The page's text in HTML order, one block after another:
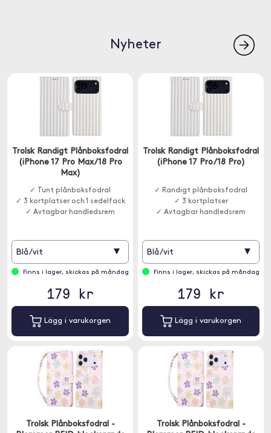
Nyheter
Trolsk Randigt Plånboksfodral
(iPhone 17 Pro Max/18 Pro
Max)
✓ Tunt plånboksfodral
✓ 3 kortplatser och 1 sedelfack
✓ Avtagbar handledsrem
Blå/vit ▾
Finns i lager, skickas på måndag
179 kr
Lägg i varukorgen
Trolsk Randigt Plånboksfodral
(iPhone 17 Pro/18 Pro)
✓ Randigt plånboksfodral
✓ 3 kortplatser
✓ Avtagbar handledsrem
Blå/vit ▾
Finns i lager, skickas på måndag
179 kr
Lägg i varukorgen
Trolsk Plånboksfodral -
Trolsk Plånboksfodral -